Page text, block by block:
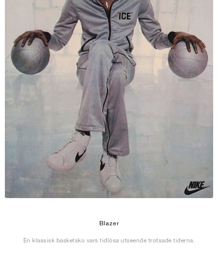
Blazer
En klassisk basketsko vars tidlösa utseende trotsade tiderna.